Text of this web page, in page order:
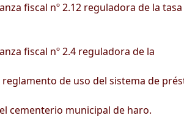
fiscal nº 2.12 reguladora de la
fiscal nº 2.4 reguladora de la
de uso del sistema de
cementerio municipal de haro.